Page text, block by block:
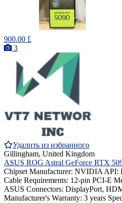
900.00 £
3
Удалить из избранного
Gillingham, United Kingdom
ASUS ROG Astral GeForce RTX
Chipset Manufacturer: NVIDIA API:
Cable Requirements: 12-pin PCI-E
ASUS Connectors: DisplayPort,
Manufacturer's Warranty: 3 years